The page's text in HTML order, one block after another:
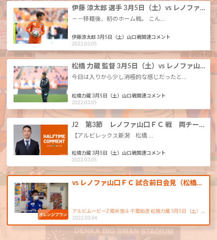
伊藤 涼太郎 選手 3月5日（土）vs レノファ…
－－移籍後、初のホーム戦。 こん…
伊藤涼太郎 3月5日（土）山口戦関連コメント
2022.03.05
松橋 力蔵 監督 3月5日（土）vs レノファ山…
今日は入りから少し消極的な感じだったと…
松橋力蔵 3月5日（土）山口戦関連コメント
2022.03.05
J2 第3節 レノファ山口ＦＣ 戦 両チー…
【アルビレックス新潟 松橋 …
松橋力蔵 3月5日（土）山口戦関連コメント
2022.03.05
vs レノファ山口ＦＣ 試合前日会見（松橋…
アルビムービーZ 堀米悠斗 千葉和彦 松橋力蔵 3月5日（土）…
2022.03.04